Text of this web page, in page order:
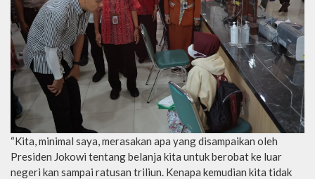
“Kita, minimal saya, merasakan apa yang disampaikan oleh
Presiden Jokowi tentang belanja kita untuk berobat ke luar
negeri kan sampai ratusan triliun. Kenapa kemudian kita tidak